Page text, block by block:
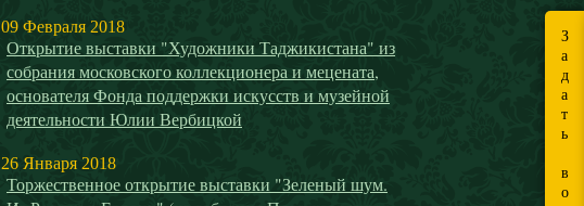
З
а
д
а
т
ь
в
о
09 Февраля 2018
Открытие выставки "Художники Таджикистана" из
собрания московского коллекционера и мецената,
основателя Фонда поддержки искусств и музейной
деятельности Юлии Вербицкой
26 Января 2018
Торжественное открытие выставки "Зеленый шум.